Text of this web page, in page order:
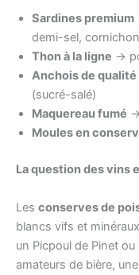
Sardines premium
demi-sel,
Thon à la ligne →
Anchois de qualité
(sucré-salé)
Maquereau fumé
Moules en
La question des vins
Les conserves de
blancs vifs et
un Picpoul de Pinet
amateurs de bière,